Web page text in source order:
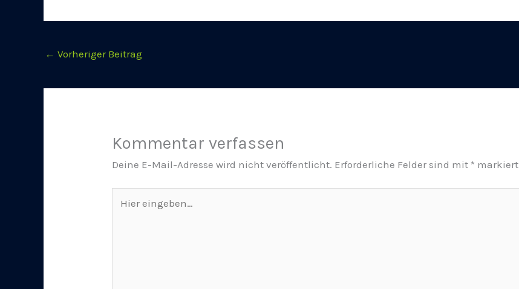
← Vorheriger Beitrag
Kommentar verfassen
Deine E-Mail-Adresse wird nicht veröffentlicht. Erforderliche Felder sind mit * markiert
eingeben…